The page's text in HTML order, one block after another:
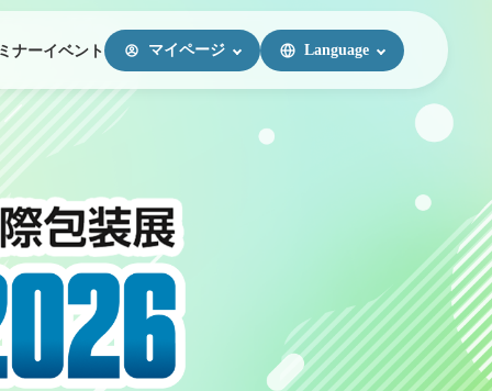
ナーイベント マイページ Language